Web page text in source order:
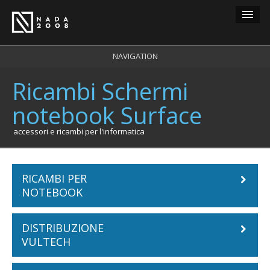
carrello
login
registrazione
NAVIGATION
Ricambi Schermi
notebook Surface
accessori e ricambi per l'informatica
RICAMBI PER
NOTEBOOK
Batterie Notebook
ACER
DISTRIBUZIONE
VULTECH